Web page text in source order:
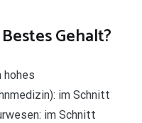
Gehalt?
hohes
im Schnitt
im Schnitt